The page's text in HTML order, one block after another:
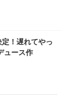
！遅れてやっ
ュース作